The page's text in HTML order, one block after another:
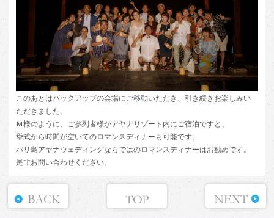
このあとはバックアップの会場にご移動いただき、引き続きお楽しみい
ただきました。
Ｍ様のように、ご参列者様がアヤナリゾート内にご宿泊ですと、
挙式から時間が空いてのロマンスディナーも可能です。
バリ島アヤナウェディングならではのロマンスディナーはお勧めです。
是非お問い合わせください。